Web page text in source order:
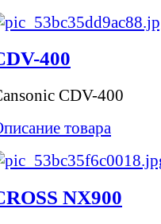
400
CDV-400
товара
NX900